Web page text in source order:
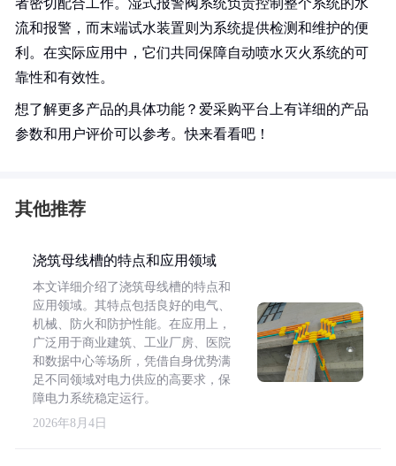
者密切配合工作。湿式报警阀系统负责控制整个系统的水
流和报警，而末端试水装置则为系统提供检测和维护的便
利。在实际应用中，它们共同保障自动喷水灭火系统的可
靠性和有效性。
想了解更多产品的具体功能？爱采购平台上有详细的产品
参数和用户评价可以参考。快来看看吧！
其他推荐
浇筑母线槽的特点和应用领域
本文详细介绍了浇筑母线槽的特点和
应用领域。其特点包括良好的电气、
机械、防火和防护性能。在应用上，
广泛用于商业建筑、工业厂房、医院
和数据中心等场所，凭借自身优势满
足不同领域对电力供应的高要求，保
障电力系统稳定运行。
2026年8月4日